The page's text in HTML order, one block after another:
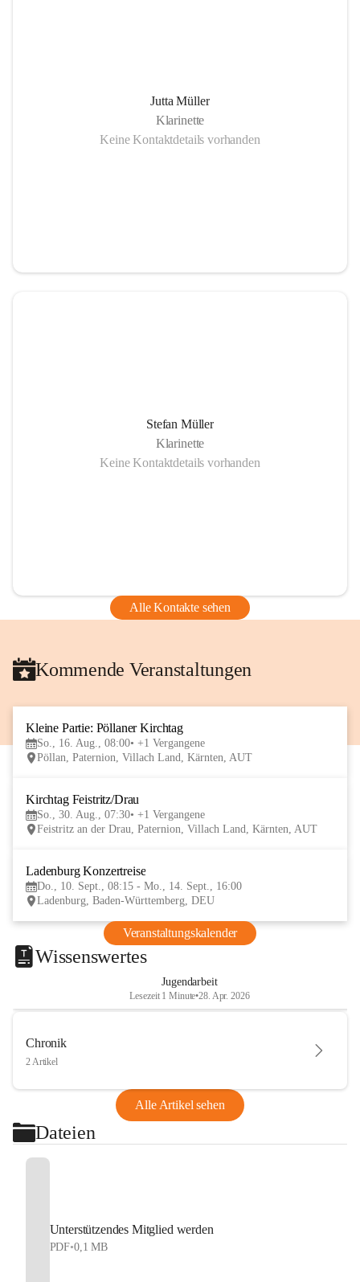
Jutta Müller
Klarinette
Keine Kontaktdetails vorhanden
Stefan Müller
Klarinette
Keine Kontaktdetails vorhanden
Alle Kontakte sehen
Kommende Veranstaltungen
Kleine Partie: Pöllaner Kirchtag
So., 16. Aug., 08:00 +1 Vergangene
Pöllan, Paternion, Villach Land, Kärnten, AUT
Kirchtag Feistritz/Drau
So., 30. Aug., 07:30 +1 Vergangene
Feistritz an der Drau, Paternion, Villach Land, Kärnten, AUT
Ladenburg Konzertreise
Do., 10. Sept., 08:15 - Mo., 14. Sept., 16:00
Ladenburg, Baden-Württemberg, DEU
Veranstaltungskalender
Wissenswertes
Jugendarbeit
Lesezeit 1 Minute•28. Apr. 2026
Chronik
2 Artikel
Alle Artikel sehen
Dateien
Unterstützendes Mitglied werden
PDF•0,1 MB